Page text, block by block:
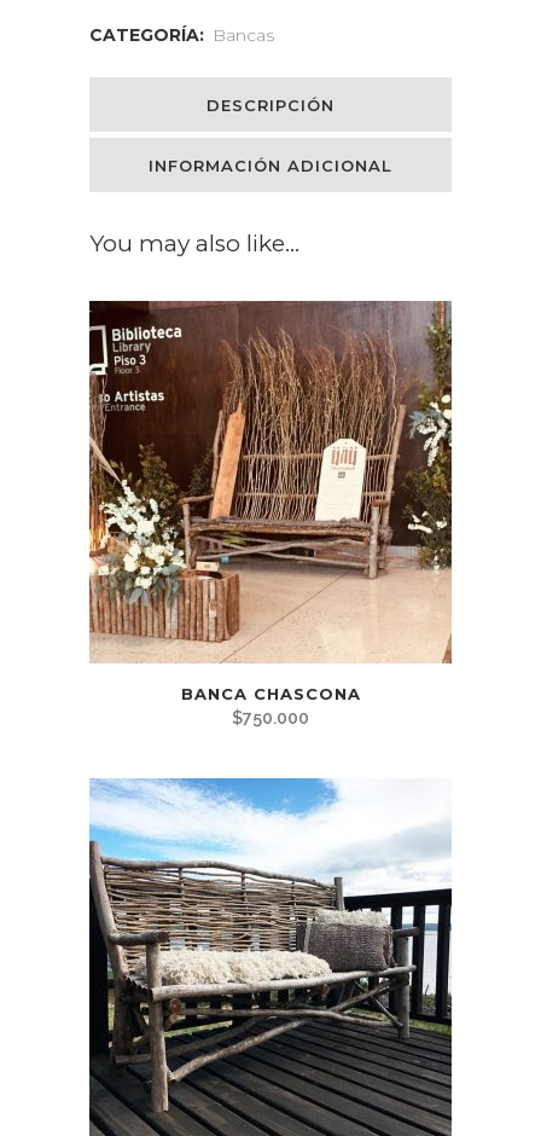
CATEGORÍA: Bancas
DESCRIPCIÓN
INFORMACIÓN ADICIONAL
You may also like…
BANCA CHASCONA
$750.000